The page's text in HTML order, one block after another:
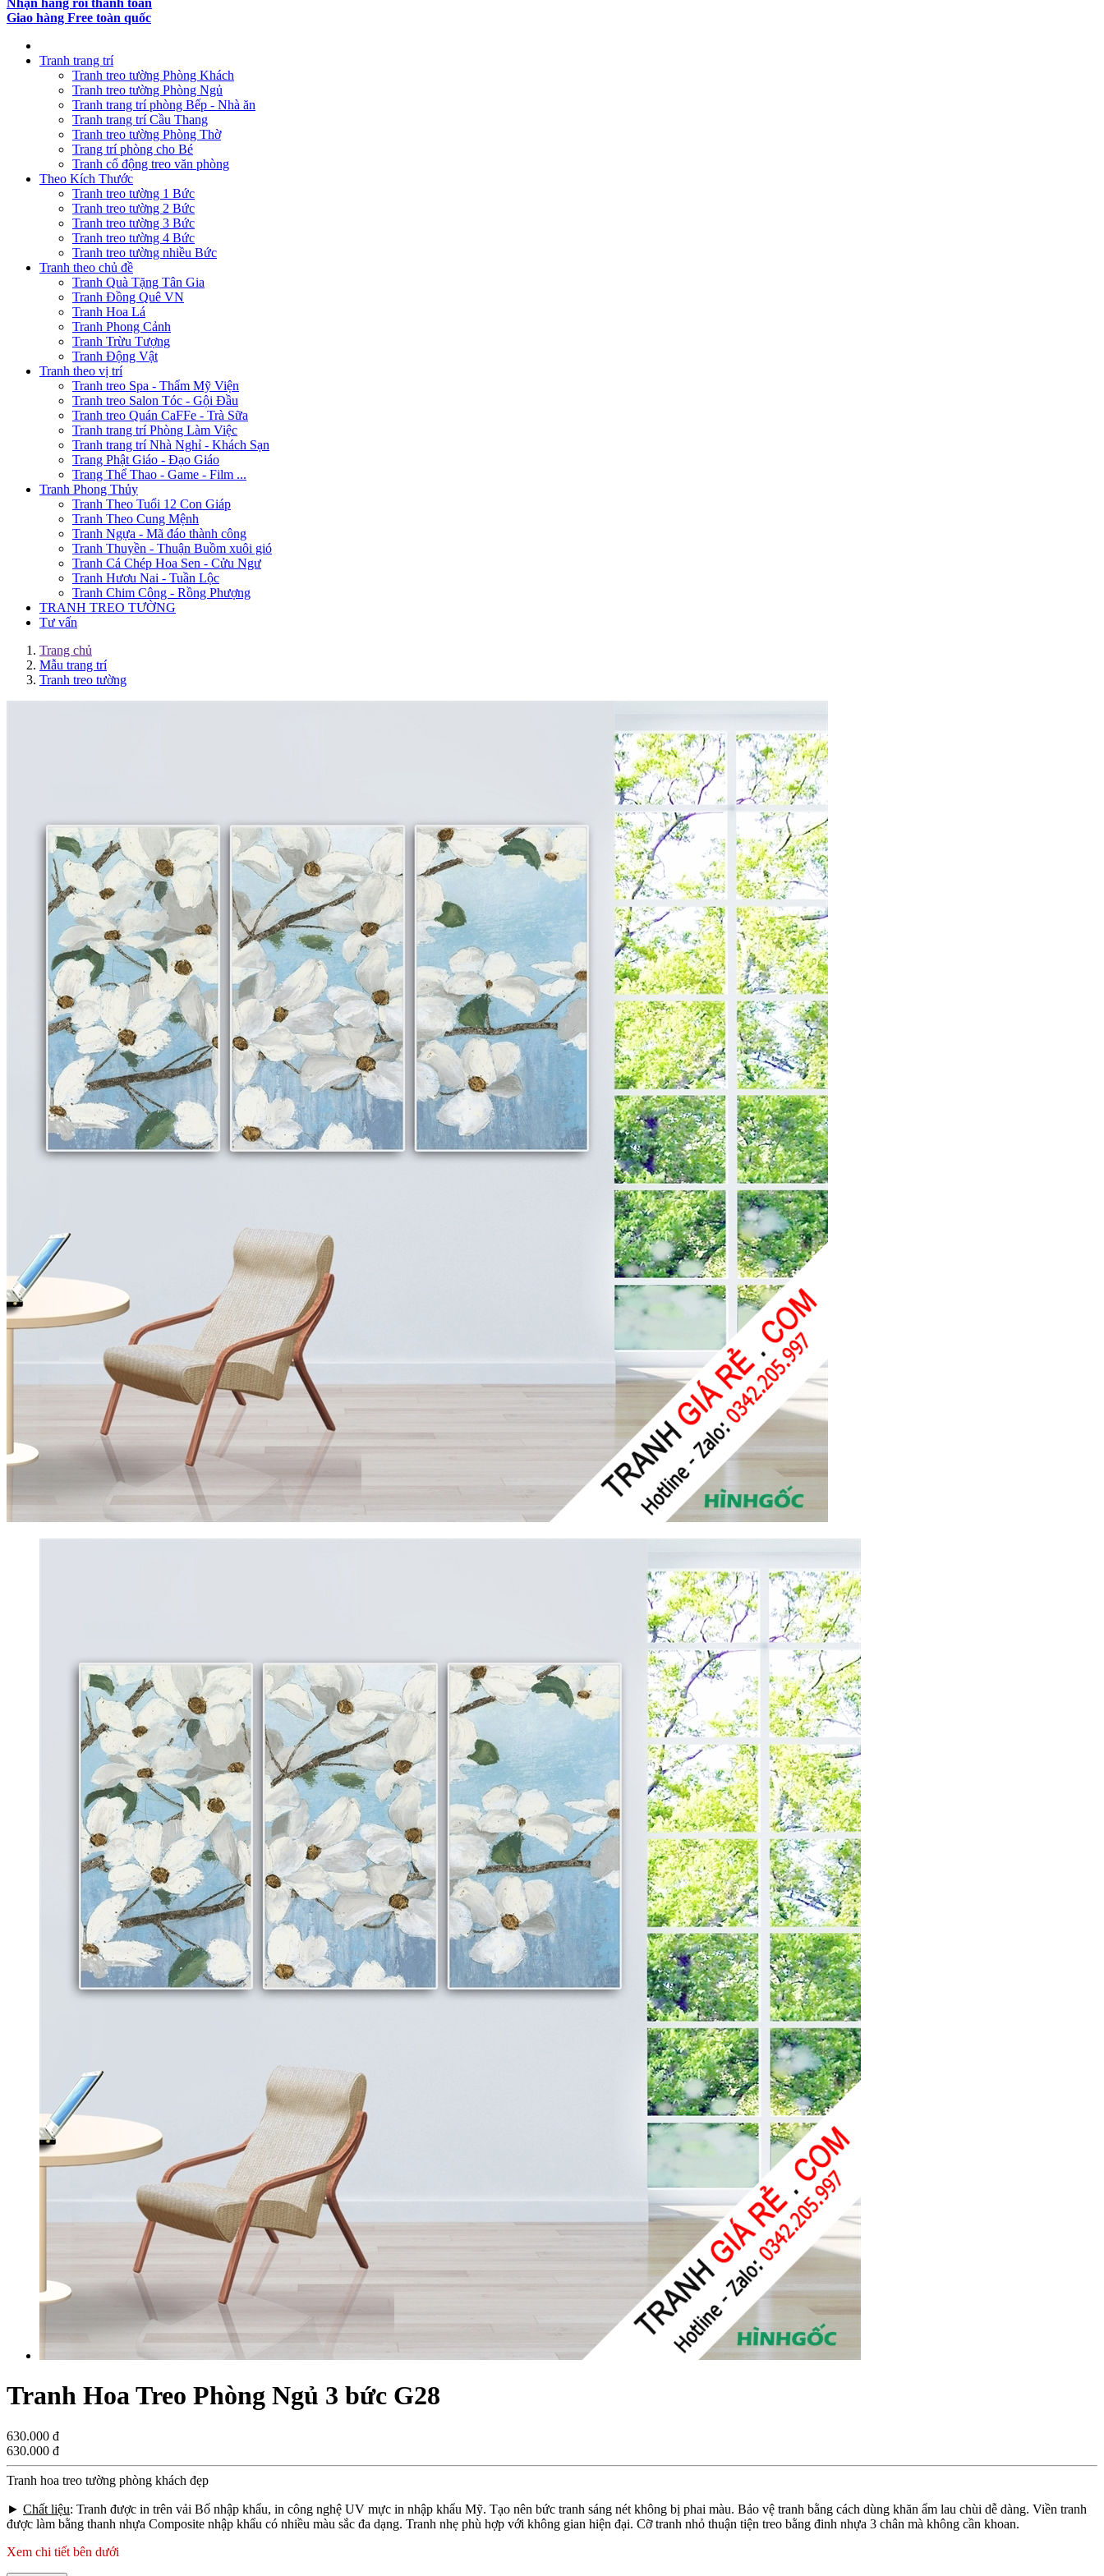
Nhận hàng rồi thanh toán
Giao hàng Free toàn quốc
Tranh trang trí
Tranh treo tường Phòng Khách
Tranh treo tường Phòng Ngủ
Tranh trang trí phòng Bếp - Nhà ăn
Tranh trang trí Cầu Thang
Tranh treo tường Phòng Thờ
Trang trí phòng cho Bé
Tranh cổ động treo văn phòng
Theo Kích Thước
Tranh treo tường 1 Bức
Tranh treo tường 2 Bức
Tranh treo tường 3 Bức
Tranh treo tường 4 Bức
Tranh treo tường nhiều Bức
Tranh theo chủ đề
Tranh Quà Tặng Tân Gia
Tranh Đồng Quê VN
Tranh Hoa Lá
Tranh Phong Cảnh
Tranh Trừu Tượng
Tranh Động Vật
Tranh theo vị trí
Tranh treo Spa - Thẩm Mỹ Viện
Tranh treo Salon Tóc - Gội Đầu
Tranh treo Quán CaFFe - Trà Sữa
Tranh trang trí Phòng Làm Việc
Tranh trang trí Nhà Nghỉ - Khách Sạn
Trang Phật Giáo - Đạo Giáo
Trang Thể Thao - Game - Film ...
Tranh Phong Thủy
Tranh Theo Tuổi 12 Con Giáp
Tranh Theo Cung Mệnh
Tranh Ngựa - Mã đáo thành công
Tranh Thuyền - Thuận Buồm xuôi gió
Tranh Cá Chép Hoa Sen - Cửu Ngư
Tranh Hươu Nai - Tuần Lộc
Tranh Chim Công - Rồng Phượng
TRANH TREO TƯỜNG
Tư vấn
Trang chủ
Mẫu trang trí
Tranh treo tường
Tranh Hoa Treo Phòng Ngủ 3 bức G28
630.000 đ
630.000 đ
Tranh hoa treo tường phòng khách đẹp
► Chất liệu: Tranh được in trên vải Bố nhập khẩu, in công nghệ UV mực in nhập khẩu Mỹ. Tạo nên bức tranh sáng nét không bị phai màu. Bảo vệ tranh bằng cách dùng khăn ẩm lau chùi dễ dàng. Viền tranh
được làm bằng thanh nhựa Composite nhập khẩu có nhiều màu sắc đa dạng. Tranh nhẹ phù hợp với không gian hiện đại. Cỡ tranh nhỏ thuận tiện treo bằng đinh nhựa 3 chân mà không cần khoan.
Xem chi tiết bên dưới